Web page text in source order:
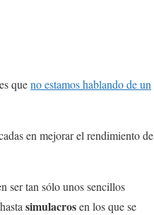
queno estamos hablando de un
en mejorar el rendimiento de
ser tan sólo unos sencillos
simulacrosen los que se